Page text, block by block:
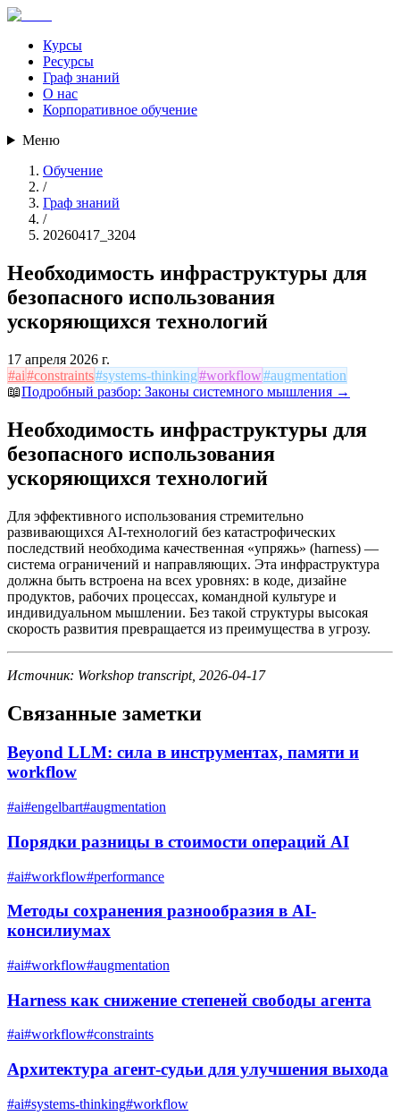
Курсы
Ресурсы
Граф знаний
О нас
Корпоративное обучение
Меню
Обучение
/
Граф знаний
/
20260417_3204
Необходимость инфраструктуры для
безопасного использования
ускоряющихся технологий
17 апреля 2026 г.
#ai#constraints#systems-thinking#workflow#augmentation
📖Подробный разбор: Законы системного мышления →
Необходимость инфраструктуры для
безопасного использования
ускоряющихся технологий
Для эффективного использования стремительно
развивающихся AI-технологий без катастрофических
последствий необходима качественная «упряжь» (harness) —
система ограничений и направляющих. Эта инфраструктура
должна быть встроена на всех уровнях: в коде, дизайне
продуктов, рабочих процессах, командной культуре и
индивидуальном мышлении. Без такой структуры высокая
скорость развития превращается из преимущества в угрозу.
Источник: Workshop transcript, 2026-04-17
Связанные заметки
Beyond LLM: сила в инструментах, памяти и
workflow
#ai#engelbart#augmentation
Порядки разницы в стоимости операций AI
#ai#workflow#performance
Методы сохранения разнообразия в AI-
консилиумах
#ai#workflow#augmentation
Harness как снижение степеней свободы агента
#ai#workflow#constraints
Архитектура агент-судьи для улучшения выхода
#ai#systems-thinking#workflow